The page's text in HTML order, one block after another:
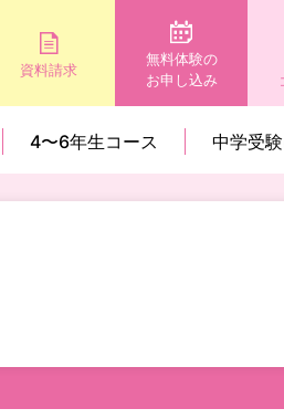
資料請求
無料体験の
お申し込み
4〜6年生コース 中学受